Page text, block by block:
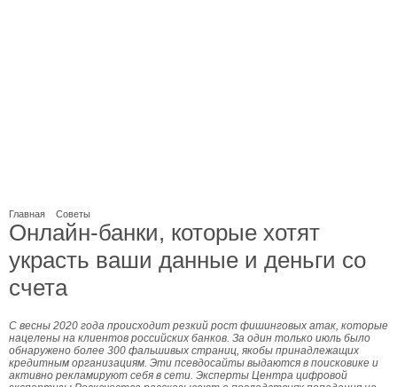
Главная Советы
Онлайн-банки, которые хотят
украсть ваши данные и деньги со
счета
С весны 2020 года происходит резкий рост фишинговых атак, которые
нацелены на клиентов российских банков. За один только июль было
обнаружено более 300 фальшивых страниц, якобы принадлежащих
кредитным организациям. Эти псевдосайты выдаются в поисковике и
активно рекламируют себя в сети. Эксперты Центра цифровой